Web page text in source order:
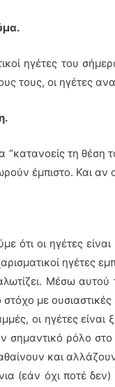
ηγέτες του
τους, οι ηγέτες
.
“κατανοείς τη θέση
έμπιστο. Και
ότι οι ηγέτες
ηγέτες
Μέσω
με ουσιαστικές
οι ηγέτες
σημαντικό ρόλο
και
(εάν όχι ποτέ